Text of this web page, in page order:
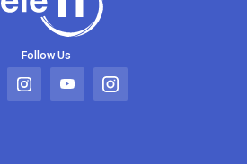
Follow Us
Abrir
Abrir
Abrir